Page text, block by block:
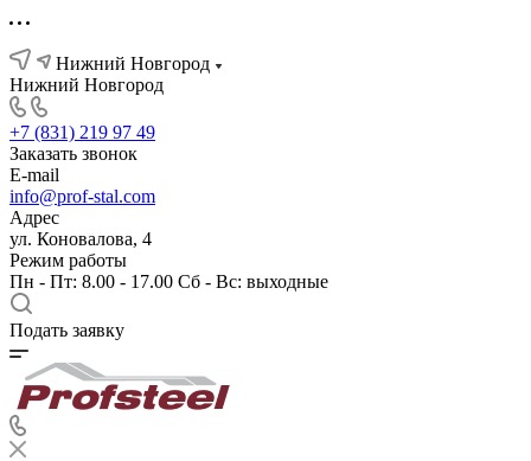
Нижний Новгород
Нижний Новгород
+7 (831) 219 97 49
Заказать звонок
E-mail
info@prof-stal.com
Адрес
ул. Коновалова, 4
Режим работы
Пн - Пт: 8.00 - 17.00 Сб - Вс: выходные
Подать заявку